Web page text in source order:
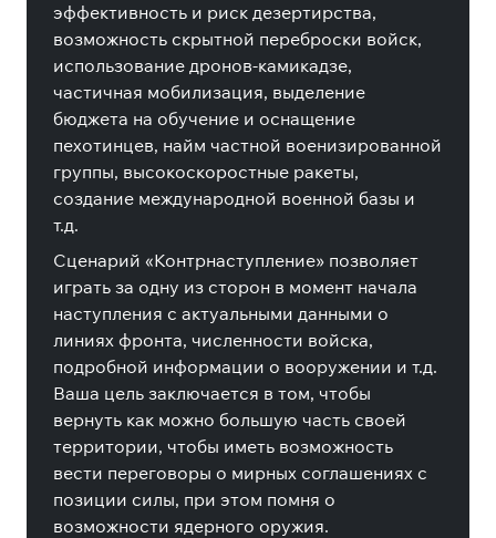
эффективность и риск дезертирства,
возможность скрытной переброски войск,
использование дронов-камикадзе,
частичная мобилизация, выделение
бюджета на обучение и оснащение
пехотинцев, найм частной военизированной
группы, высокоскоростные ракеты,
создание международной военной базы и
т.д.
Сценарий «Контрнаступление» позволяет
играть за одну из сторон в момент начала
наступления с актуальными данными о
линиях фронта, численности войска,
подробной информации о вооружении и т.д.
Ваша цель заключается в том, чтобы
вернуть как можно большую часть своей
территории, чтобы иметь возможность
вести переговоры о мирных соглашениях с
позиции силы, при этом помня о
возможности ядерного оружия.